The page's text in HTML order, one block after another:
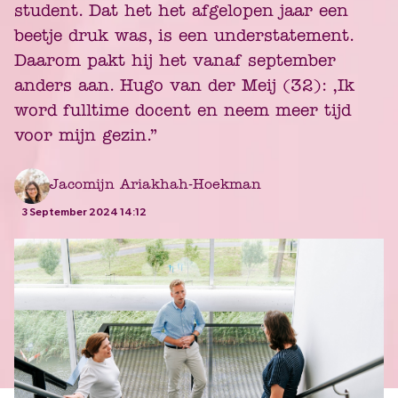
student. Dat het het afgelopen jaar een
beetje druk was, is een understatement.
Daarom pakt hij het vanaf september
anders aan. Hugo van der Meij (32): ,Ik
word fulltime docent en neem meer tijd
voor mijn gezin.”
Jacomijn Ariakhah-Hoekman
3 September 2024 14:12